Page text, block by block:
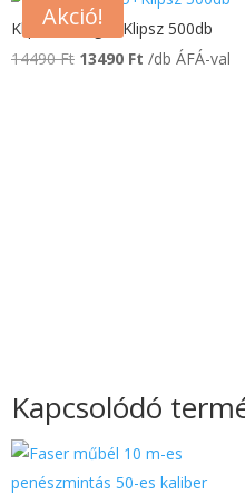
Akció!
Klipszelő fogó+Klipsz 500db
14490Ft Original
13490 Ft Current
/db ÁFÁ-val
Kapcsolódó